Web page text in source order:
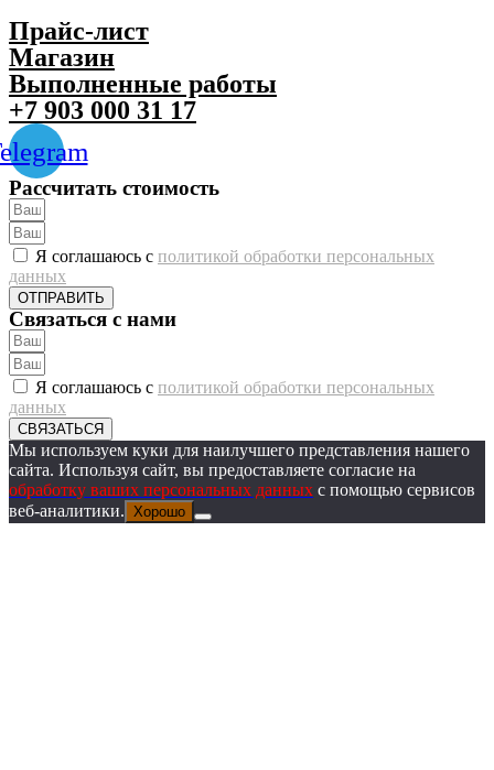
Прайс-лист
Магазин
Выполненные работы
+7 903 000 31 17
Рассчитать стоимость
Я соглашаюсь с политикой обработки персональных
данных
ОТПРАВИТЬ
Связаться с нами
Я соглашаюсь с политикой обработки персональных
данных
СВЯЗАТЬСЯ
Мы используем куки для наилучшего представления нашего
сайта. Используя сайт, вы предоставляете согласие на
обработку ваших персональных данных с помощью сервисов
веб-аналитики. Хорошо